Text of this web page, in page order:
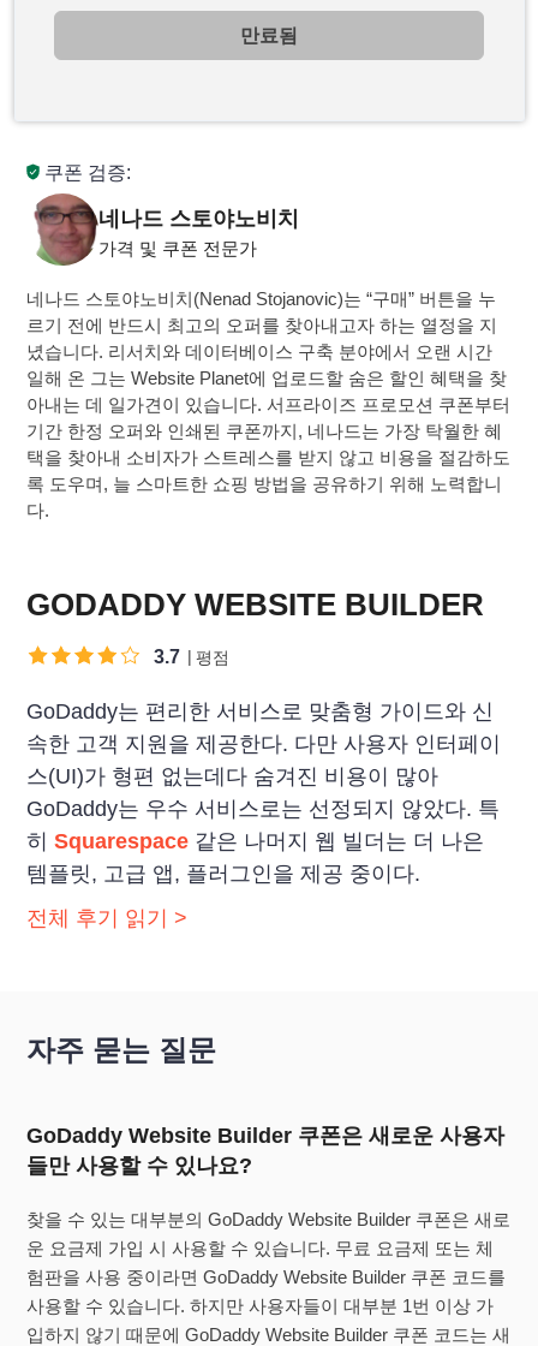
쿠폰 검증:
네나드 스토야노비치
가격 및 쿠폰 전문가
네나드 스토야노비치(Nenad Stojanovic)는 “구매” 버튼을 누
르기 전에 반드시 최고의 오퍼를 찾아내고자 하는 열정을 지
녔습니다. 리서치와 데이터베이스 구축 분야에서 오랜 시간
일해 온 그는 Website Planet에 업로드할 숨은 할인 혜택을 찾
아내는 데 일가견이 있습니다. 서프라이즈 프로모션 쿠폰부터
기간 한정 오퍼와 인쇄된 쿠폰까지, 네나드는 가장 탁월한 혜
택을 찾아내 소비자가 스트레스를 받지 않고 비용을 절감하도
록 도우며, 늘 스마트한 쇼핑 방법을 공유하기 위해 노력합니
다.
만료됨
GODADDY WEBSITE BUILDER
3.7 평점
GoDaddy는 편리한 서비스로 맞춤형 가이드와 신
속한 고객 지원을 제공한다. 다만 사용자 인터페이
스(UI)가 형편 없는데다 숨겨진 비용이 많아
GoDaddy는 우수 서비스로는 선정되지 않았다. 특
히Squarespace 같은 나머지 웹 빌더는 더 나은
템플릿, 고급 앱, 플러그인을 제공 중이다.
전체 후기 읽기 >
자주 묻는 질문
GoDaddy Website Builder 쿠폰은 새로운 사용자
들만 사용할 수 있나요?
찾을 수 있는 대부분의 GoDaddy Website Builder 쿠폰은 새로
운 요금제 가입 시 사용할 수 있습니다. 무료 요금제 또는 체
험판을 사용 중이라면 GoDaddy Website Builder 쿠폰 코드를
사용할 수 있습니다. 하지만 사용자들이 대부분 1번 이상 가
입하지 않기 때문에 GoDaddy Website Builder 쿠폰 코드는 새